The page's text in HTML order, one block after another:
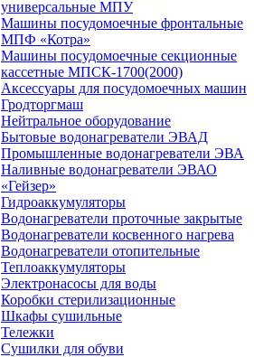
универсальные МПУ
Машины посудомоечные фронтальные
МПФ «Котра»
Машины посудомоечные секционные
кассетные МПСК-1700(2000)
Аксессуары для посудомоечных машин
Гродторгмаш
Нейтральное оборудование
Бытовые водонагреватели ЭВАД
Промышленные водонагреватели ЭВА
Наливные водонагреватели ЭВАО
«Гейзер»
Гидроаккумуляторы
Водонагреватели проточные закрытые
Водонагреватели косвенного нагрева
Водонагреватели отопительные
Теплоаккумуляторы
Электронасосы для воды
Коробки стерилизационные
Шкафы сушильные
Тележки
Сушилки для обуви